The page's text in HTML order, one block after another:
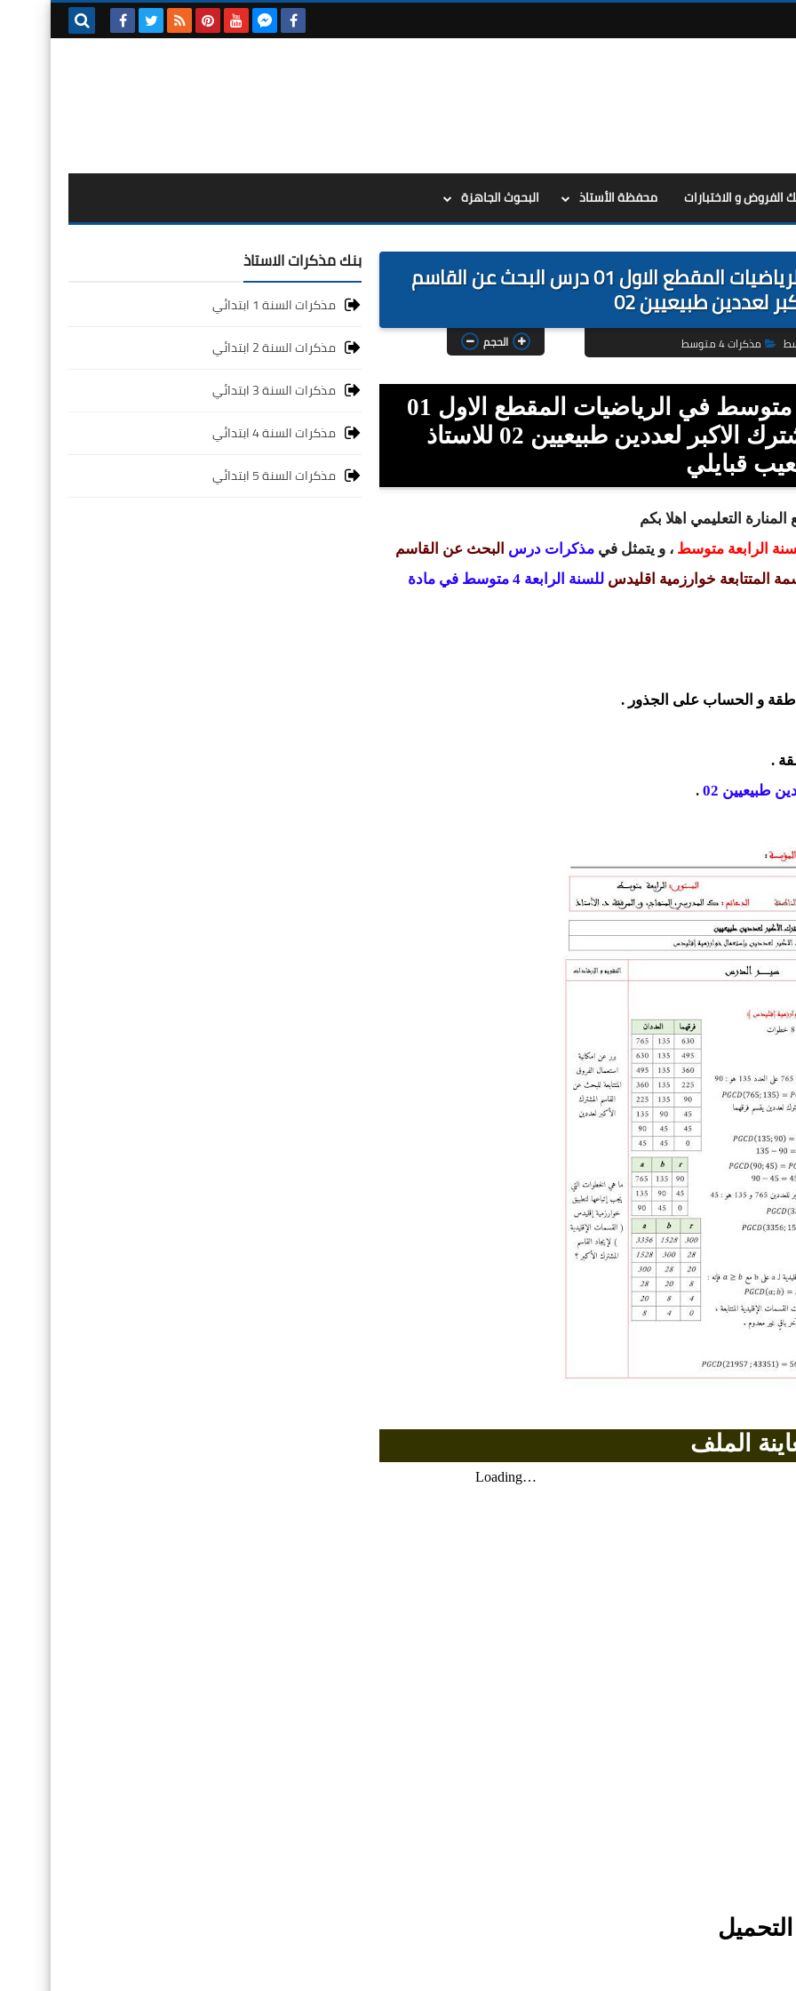
الفروض و الاختبارات محفظة الأستاذ البحوث الجاهزة
مذكرات السنة الرابعة 4 متوسط في الرياضيات المقطع الاول 01 درس البحث عن القاسم
لعددين طبيعيين 02
مذكرات 4 متوسط الحجم
تحميل مذكرات السنة الرابعة 4 متوسط في الرياضيات المقطع الاول 01
درس البحث عن القاسم المشترك الاكبر لعددين طبيعيين 02 للاستاذ
قبايلي
التعليمي اهلا بكم
الرابعة متوسط ، و يتمثل في مذكرات درس البحث عن القاسم
المتتابعة خوارزمية اقليدس
للسنة الرابعة 4 متوسط في مادة
و الحساب على الجذور .
.
طبيعيين 02
.
الملف
التحميل
بنك مذكرات الاستاذ
مذكرات السنة 1 ابتدائي
مذكرات السنة 2 ابتدائي
مذكرات السنة 3 ابتدائي
مذكرات السنة 4 ابتدائي
مذكرات السنة 5 ابتدائي